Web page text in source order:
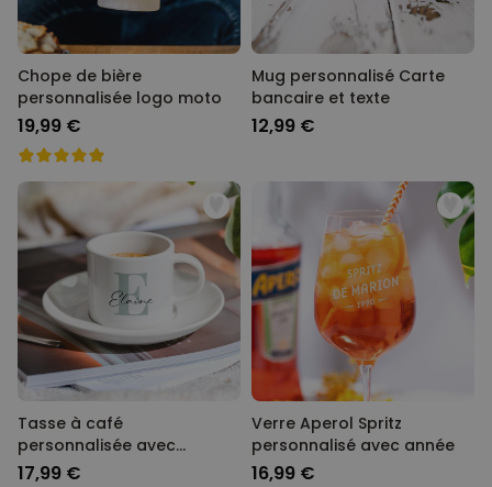
Chope de bière
personnalisée logo moto
19,99 €
Mug personnalisé Carte
bancaire et texte
12,99 €
Tasse à café
personnalisée avec
monogramme
17,99 €
Verre Aperol Spritz
personnalisé avec année
16,99 €